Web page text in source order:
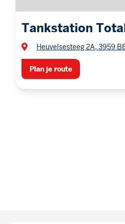
Tankstation
Heuvelsesteeg 2A, 3959
Plan je route